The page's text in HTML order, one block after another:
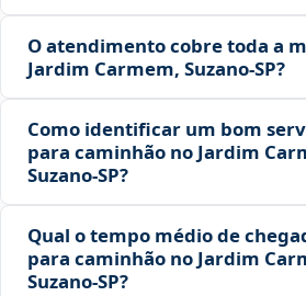
O atendimento cobre toda a
Jardim Carmem, Suzano‑SP?
Como identificar um bom
para caminhão no Jardim
Suzano‑SP?
Qual o tempo médio de
para caminhão no Jardim
Suzano‑SP?